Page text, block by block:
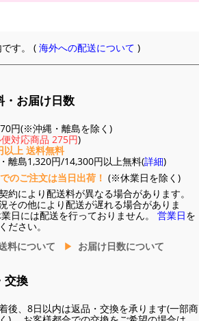
す。 (海外への配送について )
・お届け日数
円(※沖縄・離島を除く)
対応商品 275円)
以上 送料無料
離島1,320円/14,300円以上無料(詳細)
のご注文は当日出荷！ (※休業日を除く)
約により配送料が異なる場合があります。
その他により配送が遅れる場合がありま
日には配送を行っておりません。 営業日を
ださい。
料について
お届け日数について
交換
後、8日以内は返品・交換を承ります(一部商